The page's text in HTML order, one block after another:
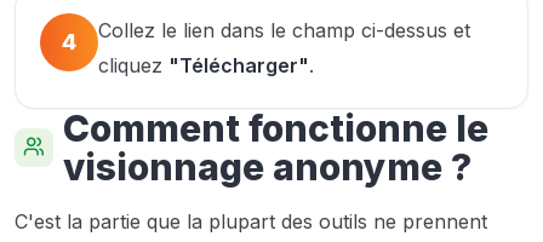
4
Collez le lien dans le champ ci-dessus et
cliquez "Télécharger".
Comment fonctionne le
visionnage anonyme ?
C'est la partie que la plupart des outils ne prennent